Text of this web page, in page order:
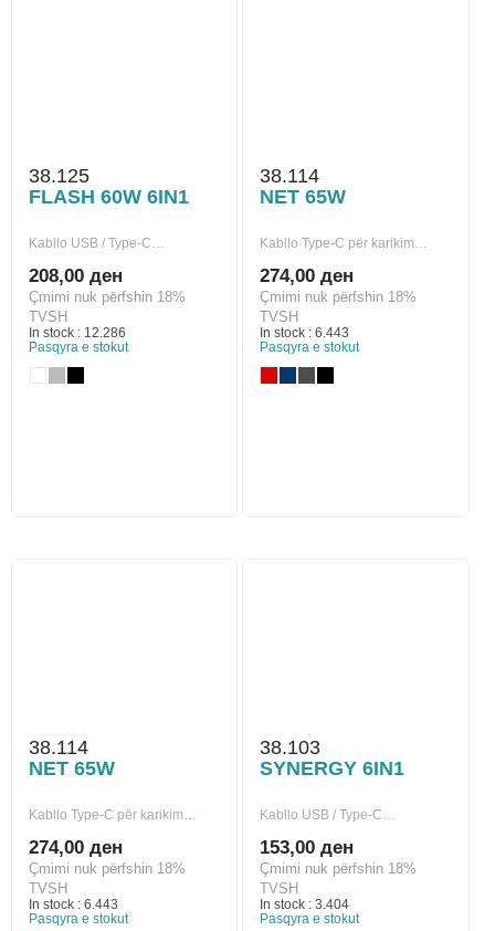
38.125
FLASH 60W 6IN1
Kabllo USB / Type-C…
208,00 ден
Çmimi nuk përfshin 18%
TVSH
In stock : 12.286
Pasqyra e stokut
38.114
NET 65W
Kabllo Type-C për karikim…
274,00 ден
Çmimi nuk përfshin 18%
TVSH
In stock : 6.443
Pasqyra e stokut
38.114
NET 65W
Kabllo Type-C për karikim…
274,00 ден
Çmimi nuk përfshin 18%
TVSH
In stock : 6.443
Pasqyra e stokut
38.103
SYNERGY 6IN1
Kabllo USB / Type-C…
153,00 ден
Çmimi nuk përfshin 18%
TVSH
In stock : 3.404
Pasqyra e stokut